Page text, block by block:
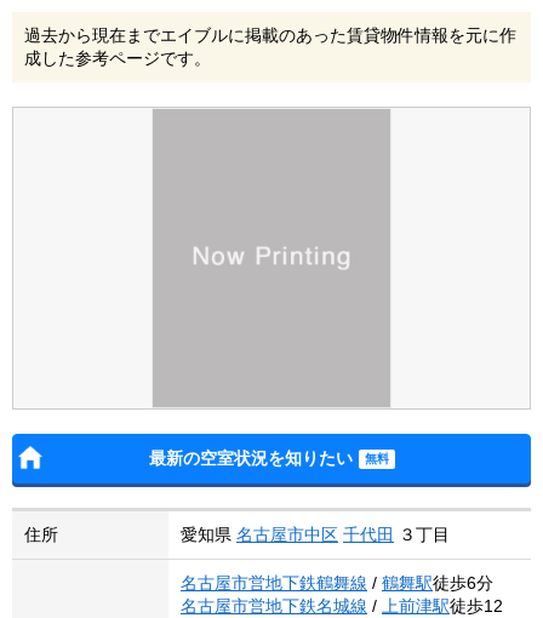
過去から現在までエイブルに掲載のあった賃貸物件情報を元に作
成した参考ページです。
最新の空室状況を知りたい
住所 愛知県 名古屋市中区 千代田 ３丁目
名古屋市営地下鉄鶴舞線 / 鶴舞駅徒歩6分
名古屋市営地下鉄名城線 / 上前津駅徒歩12